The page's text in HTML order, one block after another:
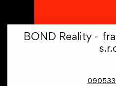
BOND Reality -